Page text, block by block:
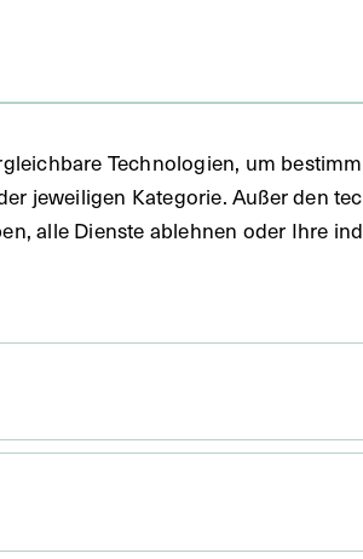
Technologien, um
jeweiligen Kategorie. Außer den
alle Dienste ablehnen oder Ihre